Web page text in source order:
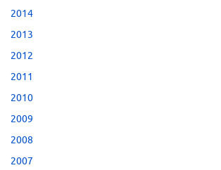
2014
2013
2012
2011
2010
2009
2008
2007